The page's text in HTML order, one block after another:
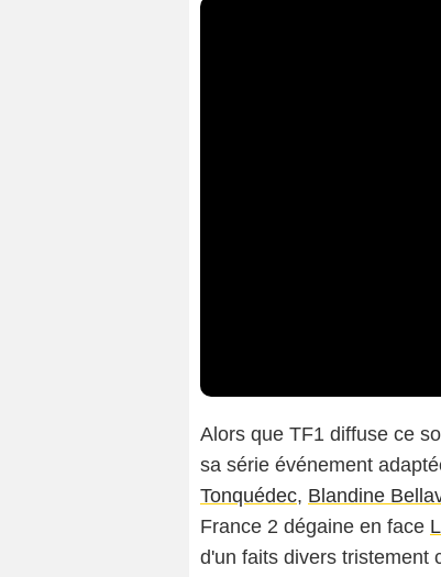
Alors que TF1 diffuse ce
sa série événement
Tonquédec, Blandine
France 2 dégaine en face
d'un faits divers tristement